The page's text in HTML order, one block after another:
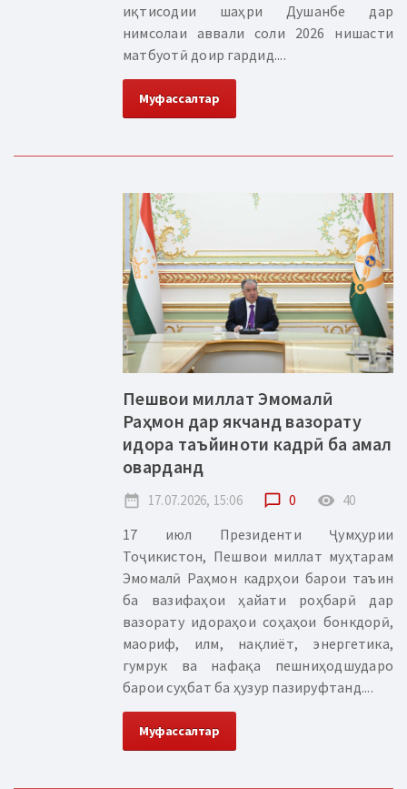
иқтисодии шаҳри Душанбе дар
нимсолаи аввали соли 2026 нишасти
матбуотӣ доир гардид....
Муфассалтар
Пешвои миллат Эмомалӣ
Раҳмон дар якчанд вазорату
идора таъйиноти кадрӣ ба амал
оварданд
date_range 17.07.2026, 15:06 chat_bubble_outline 0 remove_red_eye 40
17 июл Президенти Ҷумҳурии
Тоҷикистон, Пешвои миллат муҳтарам
Эмомалӣ Раҳмон кадрҳои барои таъин
ба вазифаҳои ҳайати роҳбарӣ дар
вазорату идораҳои соҳаҳои бонкдорӣ,
маориф, илм, нақлиёт, энергетика,
гумрук ва нафақа пешниҳодшударо
барои суҳбат ба ҳузур пазируфтанд....
Муфассалтар